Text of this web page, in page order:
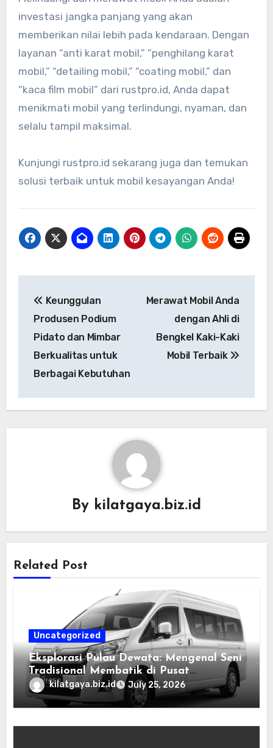
investasi jangka panjang yang akan
memberikan nilai lebih pada kendaraan. Dengan
layanan “anti karat mobil,” “penghilang karat
mobil,” “detailing mobil,” “coating mobil,” dan
“kaca film mobil” dari rustpro.id, Anda dapat
menikmati mobil yang terlindungi, nyaman, dan
selalu tampil maksimal.
Kunjungi rustpro.id sekarang juga dan temukan
solusi terbaik untuk mobil kesayangan Anda!
navigation
Keunggulan
Produsen Podium
Pidato dan Mimbar
Berkualitas untuk
Berbagai Kebutuhan
Merawat Mobil Anda
dengan Ahli di
Bengkel Kaki-Kaki
Mobil Terbaik
By kilatgaya.biz.id
Related Post
Uncategorized
Eksplorasi Pulau Dewata: Mengenal Seni
Tradisional Membatik di Pusat
Kebudayaan Ubud
kilatgaya.biz.id July 25, 2026